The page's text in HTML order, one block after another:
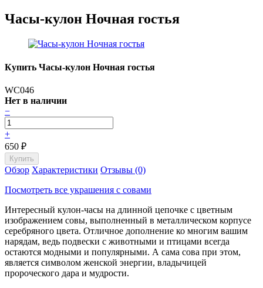
Часы-кулон Ночная гостья
Купить Часы-кулон Ночная гостья
WC046
Нет в наличии
−
+
650 ₽
Обзор Характеристики Отзывы (0)
Посмотреть все украшения с совами
Интересный кулон-часы на длинной цепочке с цветным
изображением совы, выполненный в металлическом корпусе
серебряного цвета. Отличное дополнение ко многим вашим
нарядам, ведь подвески с животными и птицами всегда
остаются модными и популярными. А сама сова при этом,
является символом женской энергии, владычицей
пророческого дара и мудрости.